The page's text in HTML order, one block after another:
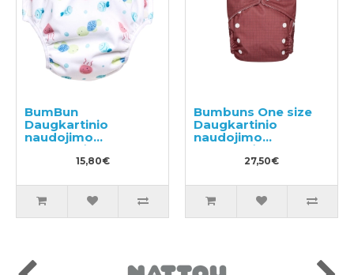
BumBun
Daugkartinio
naudojimo
sauskelnės
plaukimui ir tualeto
15,80€
Bumbuns One size
Daugkartinio
naudojimo
sauskelnės
27,50€